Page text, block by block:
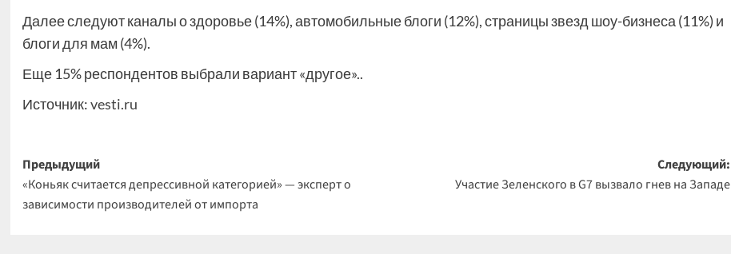
Далее следуют каналы о здоровье (14%), автомобильные блоги (12%), страницы звезд шоу-бизнеса (11%) и
блоги для мам (4%).
Еще 15% респондентов выбрали вариант «другое»..
Источник:vesti.ru
Навигация
записи
Предыдущий
«Коньяк считается депрессивной категорией» — эксперт о
зависимости производителей от импорта
Следующий:
Участие Зеленского в G7 вызвало гнев на Западе